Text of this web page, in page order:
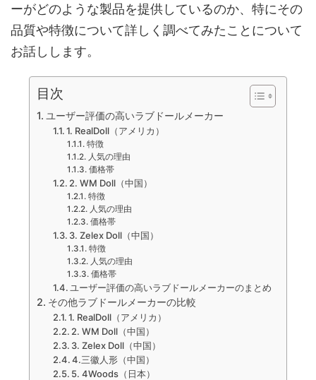
ーがどのような製品を提供しているのか、特にその
品質や特徴について詳しく調べてみたことについて
お話しします。
目次
ユーザー評価の高いラブドールメーカー
1. RealDoll（アメリカ）
特徴
人気の理由
価格帯
2. WM Doll（中国）
特徴
人気の理由
価格帯
3. Zelex Doll（中国）
特徴
人気の理由
価格帯
ユーザー評価の高いラブドールメーカーのまとめ
その他ラブドールメーカーの比較
1. RealDoll（アメリカ）
2. WM Doll（中国）
3. Zelex Doll（中国）
4.三徽人形（中国）
5. 4Woods（日本）